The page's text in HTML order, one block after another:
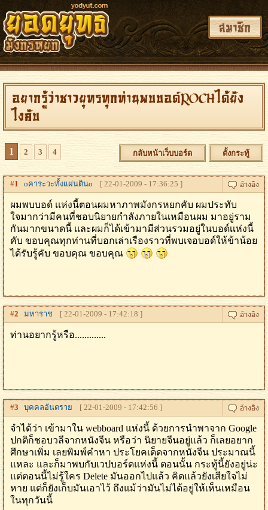
สมาชิก
อยากรู้ว่าชาวยุทรทุกท่านพบบอด์ROCHได้ยัง
ไงคับ
1 2 3 4 กลับหน้าเว็บบอร์ด ตั้งกระทู้
#1 oคาระวะทั้งเเผ่นดินo [ 22-01-2009 - 17:36:25 ]
ผมพบบอด์ เเห่งนี้ตอนผมหาภาพมังกรหยกคับ ผมประทับ
ใจมากว่ามีคนที่ชอบนิยายกำลังภายในเหมือนผม มาอยู่ราม
กันมากขนาดนี้ เเละผมก็ได้เข้ามามีส่วนรวมอยู่ในบอด์เเห่งนี้
คับ ขอบคุณทุกท่านที่บอกเล่าเรืองราวที่พบเจอบอด์ให้ข้าน้อย
ได้รับรู้คับ ขอบคุณ ขอบคุณ
#2 มหาราช [ 22-01-2009 - 17:42:18 ]
ท่านอยากรู้หรือ.............
#3 บุคคลอันตราย [ 22-01-2009 - 17:42:56 ]
จำได้ว่า เข้ามาใน webboard แห่งนี้ ด้วยการนำพาจาก Google
ปกติก็ชอบวลีจากหนังจีน หรือว่า นิยายจีนอยู่แล้ว ก็เลยอยาก
ศึกษาเพิ่ม เลยพิมพ์คำหา ประโยคเด็ดจากหนังจีน ประมาณนี้
แหละ และก็มาพบกับเวปบอร์ดแห่งนี้ ตอนนั้น กระทู้นี้ยังอยู่น่ะ
แต่ตอนนี้ไม่รู้ใคร Delete มันออกไปแล้ว คิดแล้วยังเสียใจไม่
หาย แต่ก็ยังเก็บมันเอาไว้ ถึงแม้ว่ามันไม่ได้อยู่ให้เห็นเหมือน
ในทุกวันนี้